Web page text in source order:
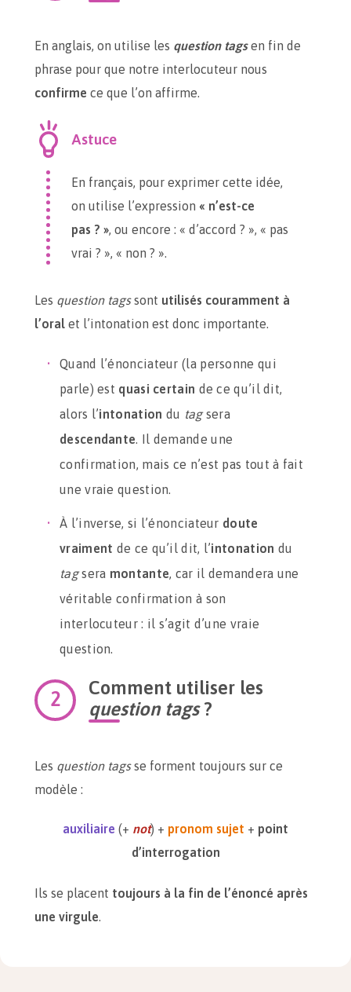
En anglais, on utilise les question tagsen fin de
phrase pour que notre interlocuteur nous
confirme ce que l’on affirme.
Astuce
En français, pour exprimer cette idée,
on utilise l’expression « n’est-ce
pas ? », ou encore : « d’accord ? », « pas
vrai ? », « non ? ».
Les question tagssont utilisés couramment à
l’oral et l’intonation est donc importante.
Quand l’énonciateur (la personne qui
parle) est quasi certain de ce qu’il dit,
alors l’intonation du tagsera
descendante. Il demande une
confirmation, mais ce n’est pas tout à fait
une vraie question.
À l’inverse, si l’énonciateur doute
vraiment de ce qu’il dit, l’intonation du
tagsera montante, car il demandera une
véritable confirmation à son
interlocuteur : il s’agit d’une vraie
question.
Comment utiliser les
question tags?
Les question tagsse forment toujours sur ce
modèle :
auxiliaire (+ not) + pronom sujet + point
d’interrogation
Ils se placent toujours à la fin de l’énoncé après
une virgule.